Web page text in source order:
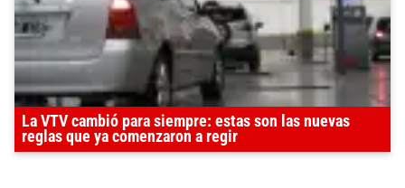
La VTV cambió para siempre: estas son las nuevas
reglas que ya comenzaron a regir